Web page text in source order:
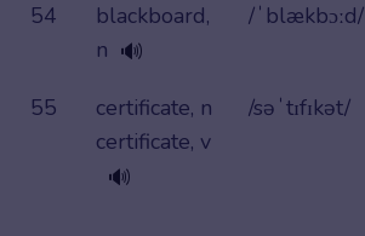
54
blackboard,
n 🔊
/ˈblækbɔːd/
55
certificate, n
certificate, v
🔊
/səˈtɪfɪkət/